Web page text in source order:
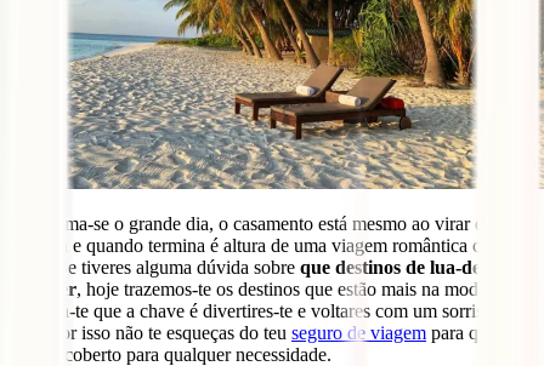
Aproxima-se o grande dia, o casamento está mesmo ao virar da
esquina e quando termina é altura de uma viagem romântica como
casal. Se tiveres alguma dúvida sobre que destinos de lua-de-mel
escolher, hoje trazemos-te os destinos que estão mais na moda.
Lembra-te que a chave é divertires-te e voltares com um sorriso na
cara, por isso não te esqueças do teu seguro de viagem para que
estejas coberto para qualquer necessidade.